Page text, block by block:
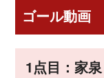
ゴール動画
1点目：家